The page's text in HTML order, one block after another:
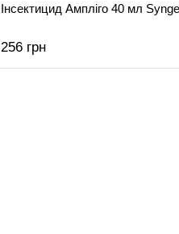
Інсектицид Ампліго 40 мл
256 грн